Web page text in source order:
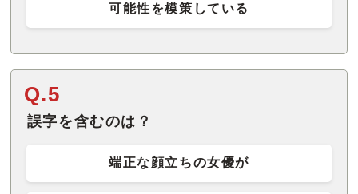
可能性を模策している
Q.5
誤字を含むのは？
端正な顔立ちの女優が